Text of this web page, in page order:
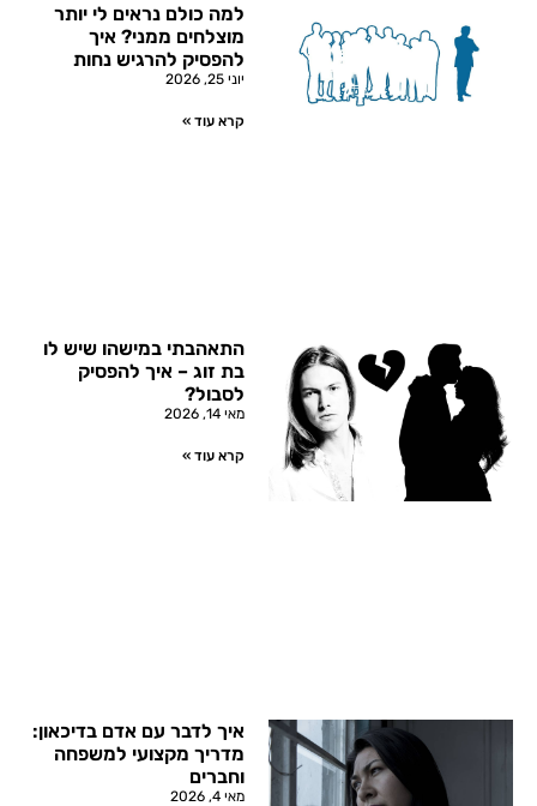
למה כולם נראים לי יותר
מוצלחים ממני? איך
להפסיק להרגיש נחות
יוני 25, 2026
קרא עוד »
התאהבתי במישהו שיש לו
בת זוג – איך להפסיק
לסבול?
מאי 14, 2026
קרא עוד »
איך לדבר עם אדם בדיכאון:
מדריך מקצועי למשפחה
וחברים
מאי 4, 2026